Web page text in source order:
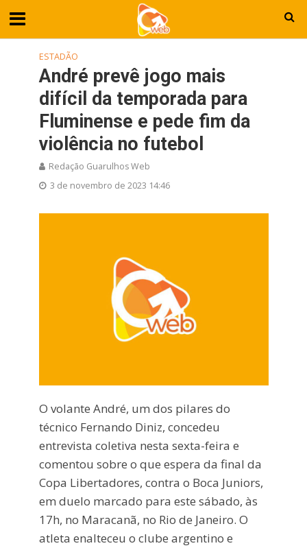
ESTADÃO
André prevê jogo mais
difícil da temporada para
Fluminense e pede fim da
violência no futebol
Redação Guarulhos Web
3 de novembro de 2023 14:46
O volante André, um dos pilares do
técnico Fernando Diniz, concedeu
entrevista coletiva nesta sexta-feira e
comentou sobre o que espera da final da
Copa Libertadores, contra o Boca Juniors,
em duelo marcado para este sábado, às
17h, no Maracanã, no Rio de Janeiro. O
atleta enalteceu o clube argentino e